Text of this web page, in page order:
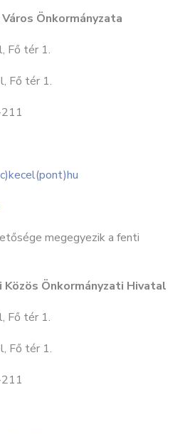
Önkormányzata
Fő tér 1.
Fő tér 1.
megegyezik a fenti
Közös Önkormányzati Hivatal
Fő tér 1.
Fő tér 1.